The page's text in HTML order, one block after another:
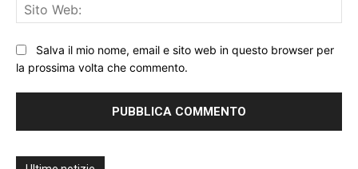
Salva il mio nome, email e sito web in questo browser per
la prossima volta che commento.